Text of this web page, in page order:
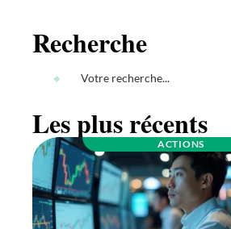
Recherche
Les plus récents
ACTIONS